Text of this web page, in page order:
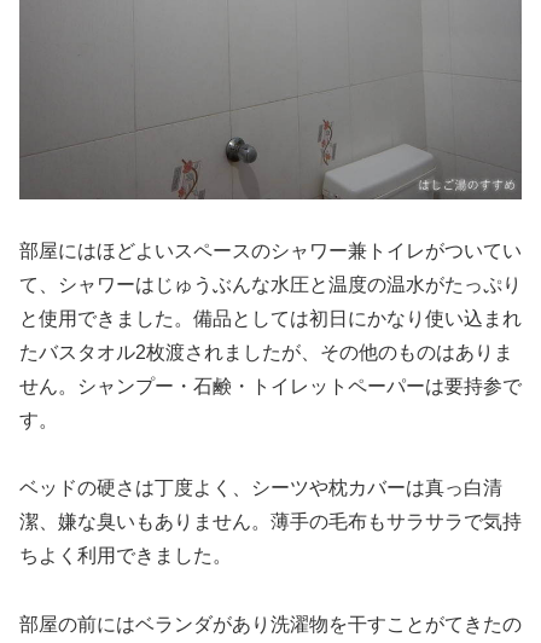
部屋にはほどよいスペースのシャワー兼トイレがついてい
て、シャワーはじゅうぶんな水圧と温度の温水がたっぷり
と使用できました。備品としては初日にかなり使い込まれ
たバスタオル2枚渡されましたが、その他のものはありま
せん。シャンプー・石鹸・トイレットペーパーは要持参で
す。
ベッドの硬さは丁度よく、シーツや枕カバーは真っ白清
潔、嫌な臭いもありません。薄手の毛布もサラサラで気持
ちよく利用できました。
部屋の前にはベランダがあり洗濯物を干すことがてきたの